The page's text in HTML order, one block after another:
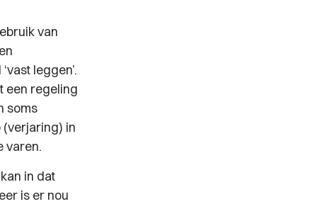
van
leggen’.
een regeling
soms
in
varen.
in dat
is er nou